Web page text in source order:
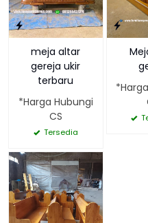
meja altar
gereja ukir
terbaru
*Harga Hubungi
CS
Tersedia